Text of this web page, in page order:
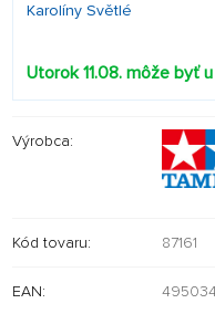
Karolíny Světlé
Utorok 11.08. môže byť
Výrobca:
Kód tovaru: 87161
EAN: